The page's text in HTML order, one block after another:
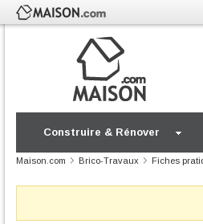
Construire & Rénover
Maison.com Brico-Travaux Fiches